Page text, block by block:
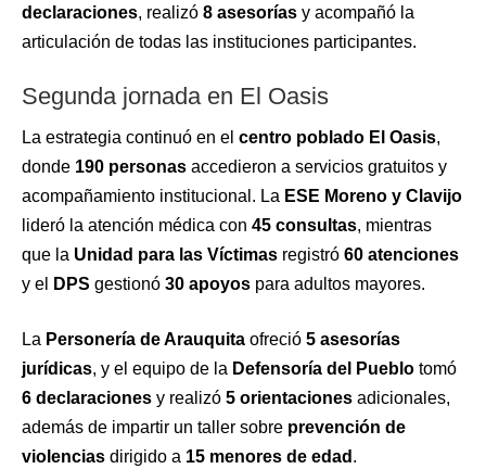
declaraciones, realizó 8 asesorías y acompañó la
articulación de todas las instituciones participantes.
Segunda jornada en El Oasis
La estrategia continuó en el centro poblado El Oasis,
donde 190 personas accedieron a servicios gratuitos y
acompañamiento institucional. La ESE Moreno y Clavijo
lideró la atención médica con 45 consultas, mientras
que la Unidad para las Víctimas registró 60 atenciones
y el
DPS gestionó 30 apoyos para adultos mayores.
La Personería de Arauquita ofreció 5 asesorías
jurídicas, y el equipo de la Defensoría del Pueblo tomó
6 declaraciones y realizó 5 orientaciones adicionales,
además de impartir un taller sobre prevención de
violencias dirigido a 15 menores de edad .